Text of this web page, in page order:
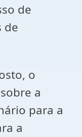
de
de
o
a
para a
a